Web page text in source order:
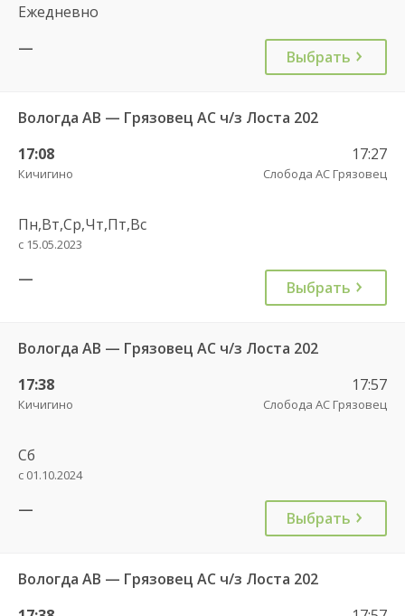
Ежедневно
—
Выбрать
Вологда АВ — Грязовец АС ч/з Лоста 202
17:08
Кичигино
17:27
Слобода АС Грязовец
Пн,Вт,Ср,Чт,Пт,Вс
с 15.05.2023
— Выбрать
Вологда АВ — Грязовец АС ч/з Лоста 202
17:38
Кичигино
17:57
Слобода АС Грязовец
Сб
с 01.10.2024
— Выбрать
Вологда АВ — Грязовец АС ч/з Лоста 202